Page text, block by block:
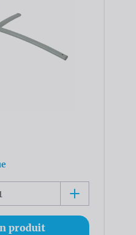
produit